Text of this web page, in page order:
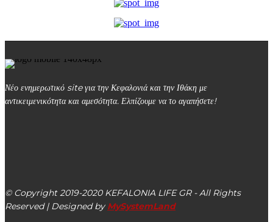
Νέο ενημερωτικό site για την Κεφαλονιά και την Ιθάκη με
αντικειμενικότητα και αμεσότητα. Ελπίζουμε να το αγαπήσετε!
© Copyright 2019-2020 KEFALONIA LIFE GR - All Rights
Reserved | Designed by MySystemLand